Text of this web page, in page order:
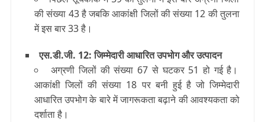
की संख्या 43 है जबकि आकांक्षी जिलों की संख्या 12 की तुलना
में इस बार 33 है।
एस.डी.जी. 12: जिम्मेदारी आधारित उपभोग और उत्पादन
अग्रणी जिलों की संख्या 67 से घटकर 51 हो गई है।
आकांक्षी जिलों की संख्या 18 पर बनी हुई है जो जिम्मेदारी
आधारित उपभोग के बारे में जागरूकता बढ़ाने की आवश्यकता को
दर्शाता है।